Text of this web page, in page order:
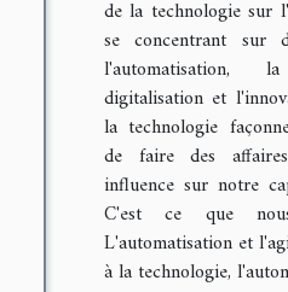
de la technologie sur
se concentrant sur
l'automatisation,
digitalisation et
la technologie
de faire des
influence sur notre
C'est ce que
L'automatisation et
à la technologie,